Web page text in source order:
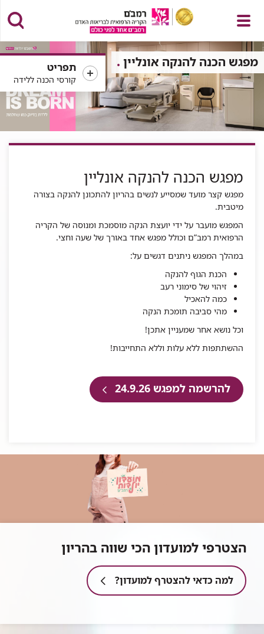
פתח
תפריט
תפריט
קורסי הכנה ללידה
מפגש הכנה להנקה אונליין
מפגש הכנה להנקה אונליין
מפגש קצר מועד שמסייע לנשים בהריון להתכונן להנקה בצורה
מיטבית.
המפגש מועבר על ידי יועצת הנקה מוסמכת ומנוסה של הקריה
הרפואית רמב”ם וכולל מפגש אחד באורך של שעה וחצי.
במהלך המפגש ניתנים דגשים על:
הכנת הגוף להנקה
זיהוי של סימוני רעב
כמה להאכיל
מהי סביבה תומכת הנקה
וכל נושא אחר שמעניין אתכן!
ההשתתפות ללא עלות וללא התחייבות!
להרשמה למפגש 24.9.26
הצטרפי למועדון הכי שווה בהריון
למה כדאי להצטרף למועדון?